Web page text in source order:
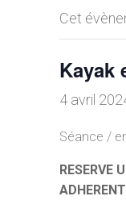
Cet
Kayak
4 avril
Séance /
RESERVE